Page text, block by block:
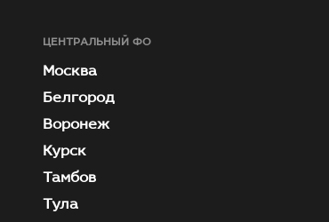
ЦЕНТРАЛЬНЫЙ ФО
Москва
Белгород
Воронеж
Курск
Тамбов
Тула